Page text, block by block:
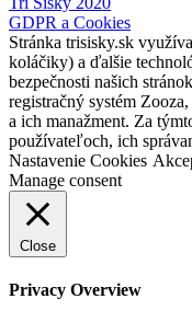
GDPR a Cookies
Stránka trisisky.sk
koláčiky) a ďalšie
bezpečnosti našich
registračný systém
a ich manažment. Za
používateľoch, ich
Nastavenie Cookies
Manage consent
Close
Privacy Overview